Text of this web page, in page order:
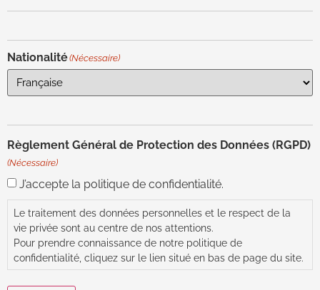
Nationalité(Nécessaire)
Règlement Général de Protection des Données (RGPD)
(Nécessaire)
J’accepte la politique de confidentialité.
Le traitement des données personnelles et le respect de la
vie privée sont au centre de nos attentions.
Pour prendre connaissance de notre politique de
confidentialité, cliquez sur le lien situé en bas de page du site.